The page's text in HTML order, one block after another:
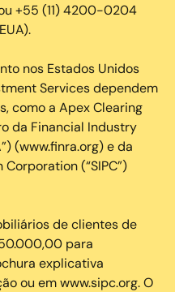
+55 (11) 4200-0204
nos Estados Unidos
Services dependem
como a Apex Clearing
da Financial Industry
(www.finra.org) e da
(“SIPC”)
de clientes de
para
explicativa
ou em www.sipc.org. O